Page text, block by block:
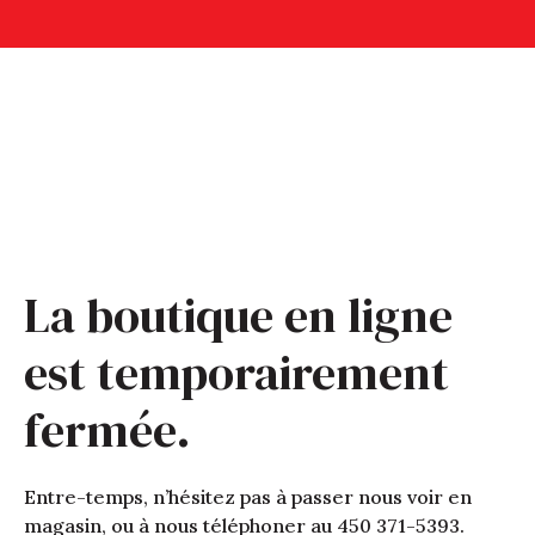
La boutique en ligne
est temporairement
fermée.
Entre-temps, n’hésitez pas à passer nous voir en
magasin, ou à nous téléphoner au 450 371-5393.